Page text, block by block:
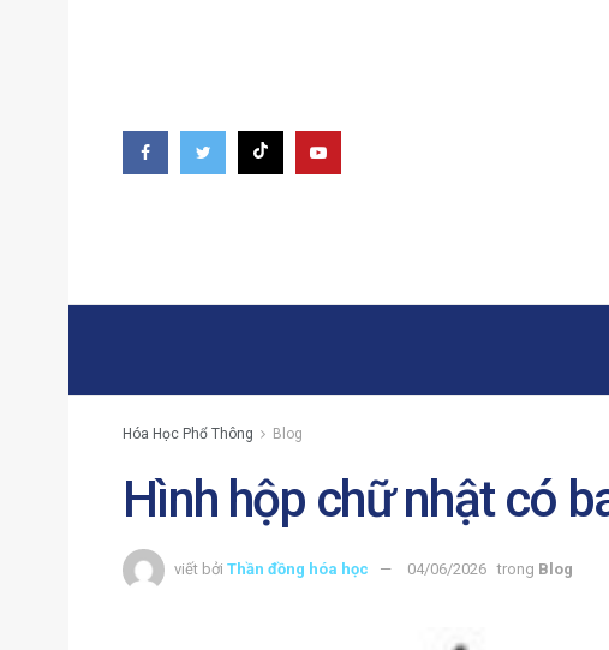
Hóa Học Phổ Thông Blog
Hình hộp chữ nhật có
viết bởi Thần đồng hóa học 04/06/2026 trong Blog